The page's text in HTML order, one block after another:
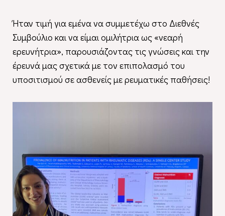
Ήταν τιμή για εμένα να συμμετέχω στο Διεθνές
Συμβούλιο και να είμαι ομιλήτρια ως «νεαρή
ερευνήτρια», παρουσιάζοντας τις γνώσεις και την
έρευνά μας σχετικά με τον επιπολασμό του
υποσιτισμού σε ασθενείς με ρευματικές παθήσεις!